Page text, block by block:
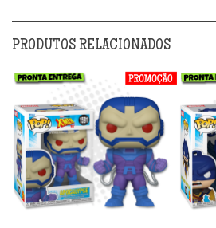
PRODUTOS RELACIONADOS